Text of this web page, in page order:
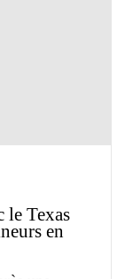
le Texas
en